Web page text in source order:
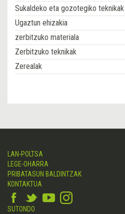
Sukaldeko eta gozotegiko teknikak
Ugaztun ehizakia
zerbitzuko materiala
Zerbitzuko teknikak
Zerealak
LAN-POLTSA
LEGE-OHARRA
PRIBATASUN BALDINTZAK
KONTAKTUA
SUTONDO